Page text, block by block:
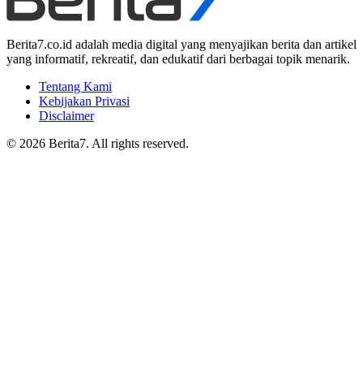
Berita7.co.id adalah media digital yang menyajikan berita dan artikel
yang informatif, rekreatif, dan edukatif dari berbagai topik menarik.
Tentang Kami
Kebijakan Privasi
Disclaimer
© 2026 Berita7. All rights reserved.